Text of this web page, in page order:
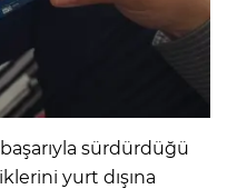
sürdürdüğü
yurt dışına